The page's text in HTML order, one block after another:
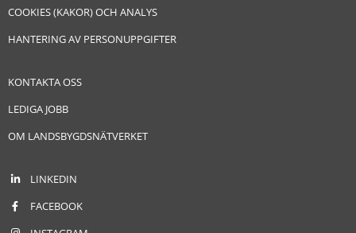
COOKIES (KAKOR) OCH ANALYS
HANTERING AV PERSONUPPGIFTER
KONTAKTA OSS
LEDIGA JOBB
OM LANDSBYGDSNÄTVERKET
LINKEDIN
FACEBOOK